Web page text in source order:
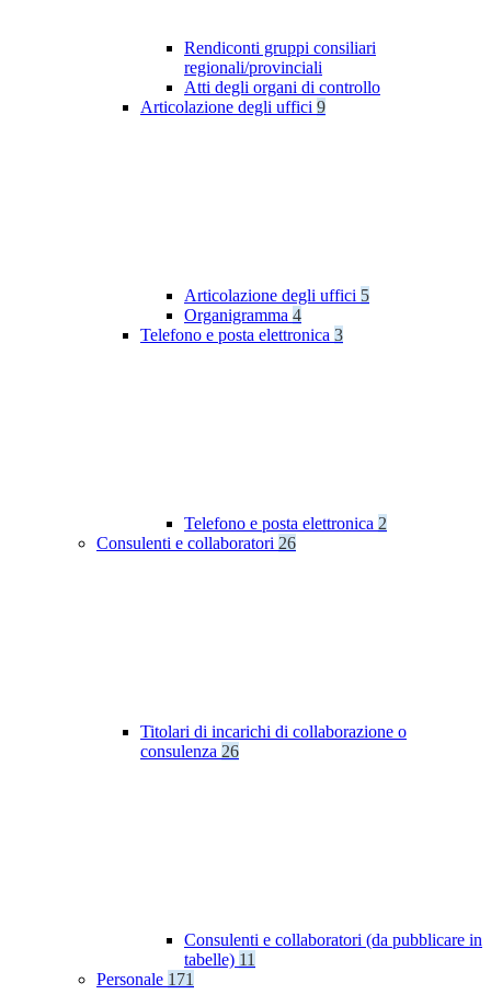
Rendiconti gruppi consiliari
regionali/provinciali
Atti degli organi di controllo
Articolazione degli uffici 9
Articolazione degli uffici 5
Organigramma 4
Telefono e posta elettronica 3
Telefono e posta elettronica 2
Consulenti e collaboratori 26
Titolari di incarichi di collaborazione o
consulenza 26
Consulenti e collaboratori (da pubblicare in
tabelle) 11
Personale 171